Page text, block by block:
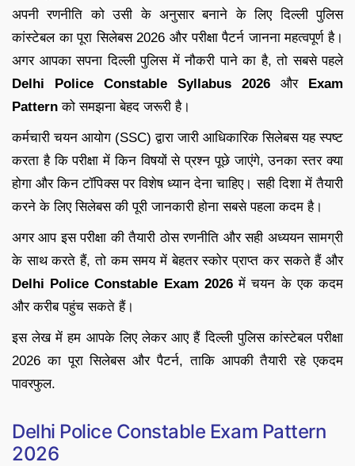
अपनी रणनीति को उसी के अनुसार बनाने के लिए दिल्ली पुलिस
कांस्टेबल का पूरा सिलेबस 2026 और परीक्षा पैटर्न जानना महत्वपूर्ण है।
अगर आपका सपना दिल्ली पुलिस में नौकरी पाने का है, तो सबसे पहले
Delhi Police Constable Syllabus 2026 और Exam
Pattern को समझना बेहद जरूरी है।
कर्मचारी चयन आयोग (SSC) द्वारा जारी आधिकारिक सिलेबस यह स्पष्ट
करता है कि परीक्षा में किन विषयों से प्रश्न पूछे जाएंगे, उनका स्तर क्या
होगा और किन टॉपिक्स पर विशेष ध्यान देना चाहिए। सही दिशा में तैयारी
करने के लिए सिलेबस की पूरी जानकारी होना सबसे पहला कदम है।
अगर आप इस परीक्षा की तैयारी ठोस रणनीति और सही अध्ययन सामग्री
के साथ करते हैं, तो कम समय में बेहतर स्कोर प्राप्त कर सकते हैं और
Delhi Police Constable Exam 2026में चयन के एक कदम
और करीब पहुंच सकते हैं।
इस लेख में हम आपके लिए लेकर आए हैं दिल्ली पुलिस कांस्टेबल परीक्षा
2026 का पूरा सिलेबस और पैटर्न, ताकि आपकी तैयारी रहे एकदम
पावरफुल.
Delhi Police Constable Exam Pattern
2026